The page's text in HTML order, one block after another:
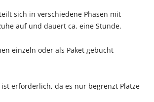
sich in verschiedene Phasen mit
auf und dauert ca. eine Stunde.
einzeln oder als Paket gebucht
erforderlich, da es nur begrenzt Platze